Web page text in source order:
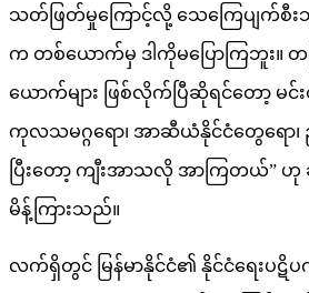
သတ်ဖြတ်မှုကြောင့်လို့ သေကြေပျက်စီးသွာ
က တစ်ယောက်မှ ဒါကိုမပြောကြဘူး။
ယောက်များ ဖြစ်လိုက်ပြီဆိုရင်တော့ မ
ကုလသမဂ္ဂရော၊ အာဆီယံနိုင်ငံတွေရော၊ ဥ
ပြီးတော့ ကျီးအာသလို အာကြတယ်”
မိန့်ကြားသည်။
လက်ရှိတွင် မြန်မာနိုင်ငံ၏ နိုင်ငံရေးပဋိပက္